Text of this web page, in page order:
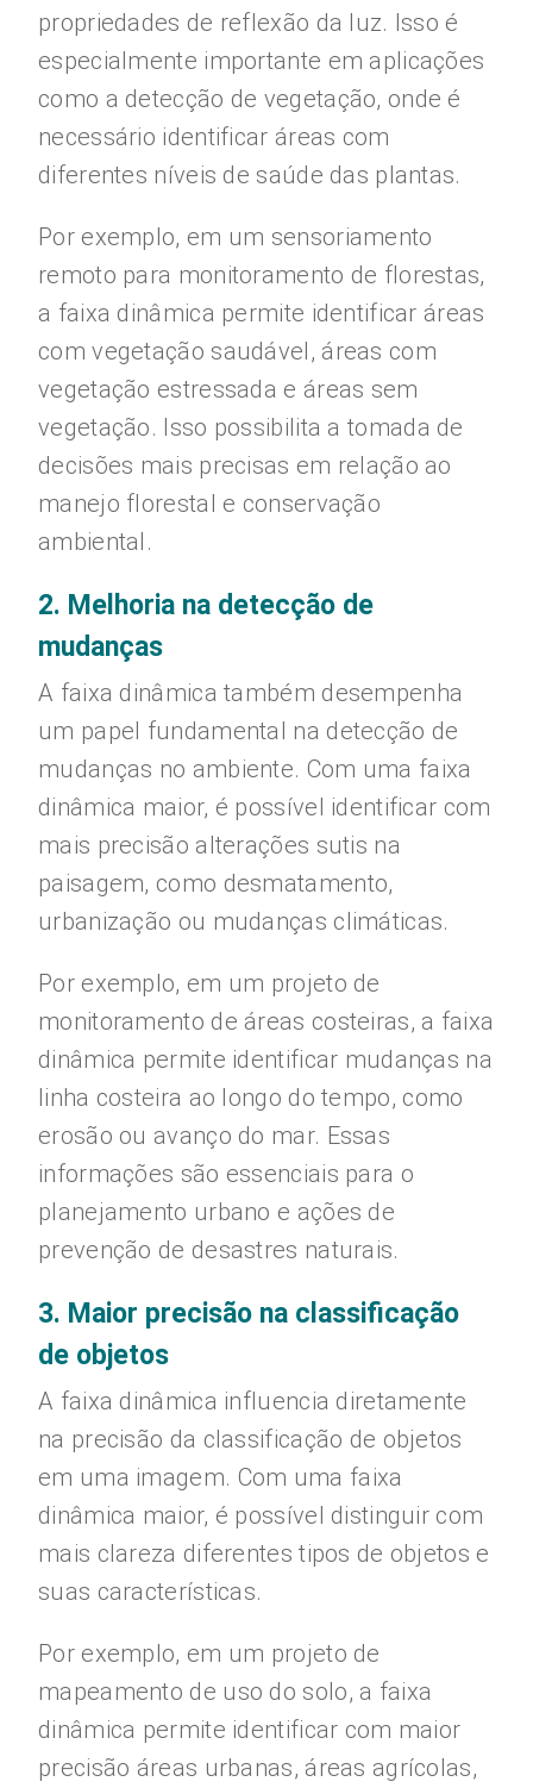
propriedades de reflexão da luz. Isso é
especialmente importante em aplicações
como a detecção de vegetação, onde é
necessário identificar áreas com
diferentes níveis de saúde das plantas.
Por exemplo, em um sensoriamento
remoto para monitoramento de florestas,
a faixa dinâmica permite identificar áreas
com vegetação saudável, áreas com
vegetação estressada e áreas sem
vegetação. Isso possibilita a tomada de
decisões mais precisas em relação ao
manejo florestal e conservação
ambiental.
2. Melhoria na detecção de
mudanças
A faixa dinâmica também desempenha
um papel fundamental na detecção de
mudanças no ambiente. Com uma faixa
dinâmica maior, é possível identificar com
mais precisão alterações sutis na
paisagem, como desmatamento,
urbanização ou mudanças climáticas.
Por exemplo, em um projeto de
monitoramento de áreas costeiras, a faixa
dinâmica permite identificar mudanças na
linha costeira ao longo do tempo, como
erosão ou avanço do mar. Essas
informações são essenciais para o
planejamento urbano e ações de
prevenção de desastres naturais.
3. Maior precisão na classificação
de objetos
A faixa dinâmica influencia diretamente
na precisão da classificação de objetos
em uma imagem. Com uma faixa
dinâmica maior, é possível distinguir com
mais clareza diferentes tipos de objetos e
suas características.
Por exemplo, em um projeto de
mapeamento de uso do solo, a faixa
dinâmica permite identificar com maior
precisão áreas urbanas, áreas agrícolas,